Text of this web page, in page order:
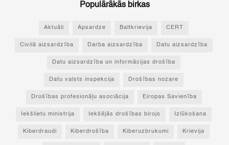
Populārākās birkas
Aktuāli Apsardze Baltkrievija CERT
Civilā aizsardzība Darba aizsardzība Datu aizsardzība
Datu aizsardzība un informācijas drošība
Datu valsts inspekcija Drošības nozare
Drošības profesionāļu asociācija Eiropas Savienība
Iekšlietu ministrija Iekšējās drošības birojs Izlūkošana
Kiberdraudi Kiberdrošība Kiberuzbrukumi Krievija